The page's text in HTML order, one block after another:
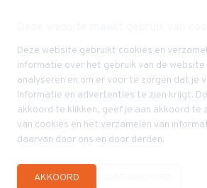
Deze website gebruikt cookies en
informatie over het gebruik van de
analyseren en om er voor te zorgen dat je
informatie en advertenties te zien krijgt.
akkoord te klikken, geef je aan akkoord te
van cookies en het verzamelen van
daarvan door ons en door derden.
AKKOORD